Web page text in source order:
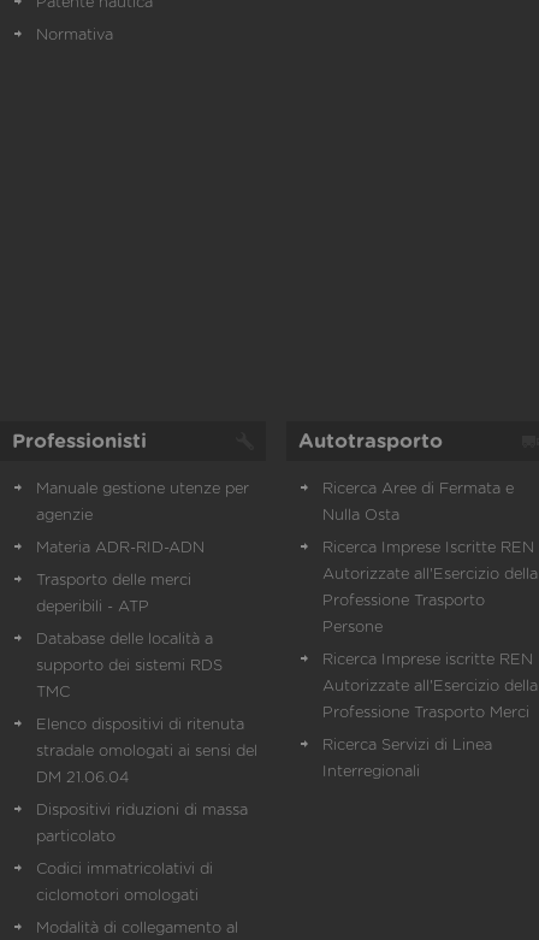
Normativa
Professionisti
Manuale gestione utenze per
agenzie
Materia ADR-RID-ADN
Trasporto delle merci
deperibili - ATP
Database delle località a
supporto dei sistemi RDS
TMC
Elenco dispositivi di ritenuta
stradale omologati ai sensi del
DM 21.06.04
Dispositivi riduzioni di massa
particolato
Codici immatricolativi di
ciclomotori omologati
Modalità di collegamento al
Autotrasporto
Ricerca Aree di Fermata e
Nulla Osta
Ricerca Imprese Iscritte REN
Autorizzate all'Esercizio della
Professione Trasporto
Persone
Ricerca Imprese iscritte REN
Autorizzate all'Esercizio della
Professione Trasporto Merci
Ricerca Servizi di Linea
Interregionali